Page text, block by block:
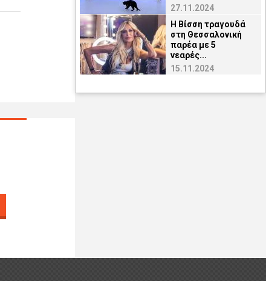
27.11.2024
H Βίσση τραγουδά
στη Θεσσαλονική
παρέα με 5
νεαρές...
15.11.2024